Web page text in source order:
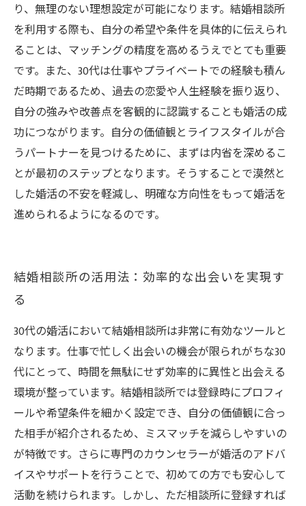
り、無理のない理想設定が可能になります。結婚相談所
を利用する際も、自分の希望や条件を具体的に伝えられ
ることは、マッチングの精度を高めるうえでとても重要
です。また、30代は仕事やプライベートでの経験も積ん
だ時期であるため、過去の恋愛や人生経験を振り返り、
自分の強みや改善点を客観的に認識することも婚活の成
功につながります。自分の価値観とライフスタイルが合
うパートナーを見つけるために、まずは内省を深めるこ
とが最初のステップとなります。そうすることで漠然と
した婚活の不安を軽減し、明確な方向性をもって婚活を
進められるようになるのです。
結婚相談所の活用法：効率的な出会いを実現す
る
30代の婚活において結婚相談所は非常に有効なツールと
なります。仕事で忙しく出会いの機会が限られがちな30
代にとって、時間を無駄にせず効率的に異性と出会える
環境が整っています。結婚相談所では登録時にプロフィ
ールや希望条件を細かく設定でき、自分の価値観に合っ
た相手が紹介されるため、ミスマッチを減らしやすいの
が特徴です。さらに専門のカウンセラーが婚活のアドバ
イスやサポートを行うことで、初めての方でも安心して
活動を続けられます。しかし、ただ相談所に登録すれば